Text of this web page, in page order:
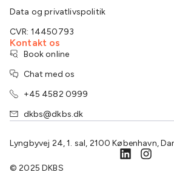
Data og privatlivspolitik
CVR: 14450793
Kontakt os
Book online
Chat med os
+45 4582 0999
dkbs@dkbs.dk
Lyngbyvej 24, 1. sal, 2100 København,
© 2025 DKBS